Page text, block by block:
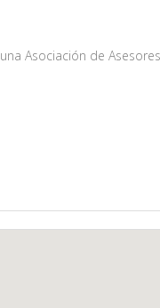
una Asociación de